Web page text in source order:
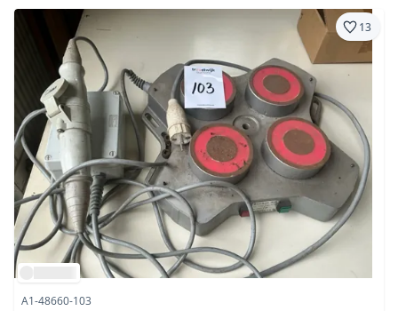
13
A1-48660-103